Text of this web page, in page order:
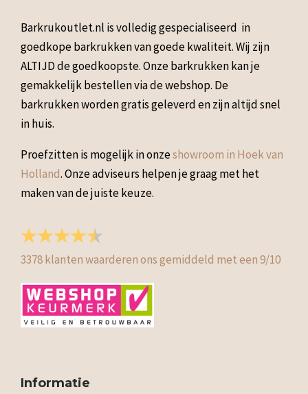
Barkrukoutlet.nl is volledig gespecialiseerd in
goedkope barkrukken van goede kwaliteit. Wij zijn
ALTIJD de goedkoopste. Onze barkrukken kan je
gemakkelijk bestellen via de webshop. De
barkrukken worden gratis geleverd en zijn altijd snel
in huis.
Proefzitten is mogelijk in onzeshowroom in Hoek van
Holland. Onze adviseurs helpen je graag met het
maken van de juiste keuze.
3378klanten waarderen ons gemiddeld met een9/10
Informatie